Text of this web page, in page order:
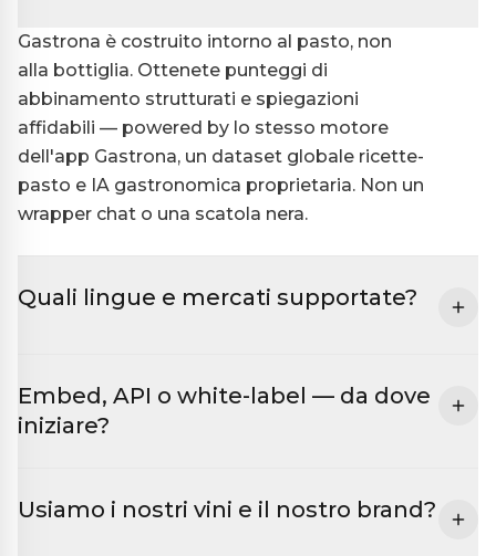
Gastrona è costruito intorno al pasto, non
alla bottiglia. Ottenete punteggi di
abbinamento strutturati e spiegazioni
affidabili — powered by lo stesso motore
dell'app Gastrona, un dataset globale ricette-
pasto e IA gastronomica proprietaria. Non un
wrapper chat o una scatola nera.
Quali lingue e mercati supportate?
inglese, tedesco, francese, spagnolo, italiano,
portoghese e olandese. Raccomandazioni e
dell'Europa occidentale, con retail premium,
Embed, API o white-label — da dove
iniziare?
per aggiungere abbinamenti a una superficie
Usiamo i nostri vini e il nostro brand?